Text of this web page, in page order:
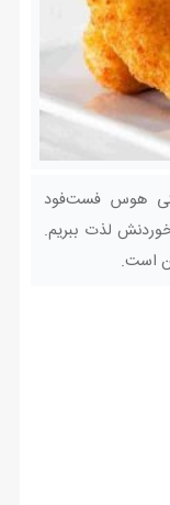
هوس فست‌فود
لذت ببریم.
است.